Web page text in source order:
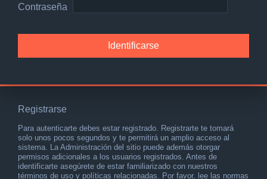
Contraseña
Registrarse
Para autenticarte debes estar registrado. Registrarte te tomará
solo unos pocos segundos y te permitirá un amplio acceso al
sistema. La Administración del sitio puede además otorgar
permisos adicionales a los usuarios registrados. Antes de
identificarte asegúrete de estar familiarizado con nuestros
términos de uso y políticas relacionadas. Por favor, lee las normas